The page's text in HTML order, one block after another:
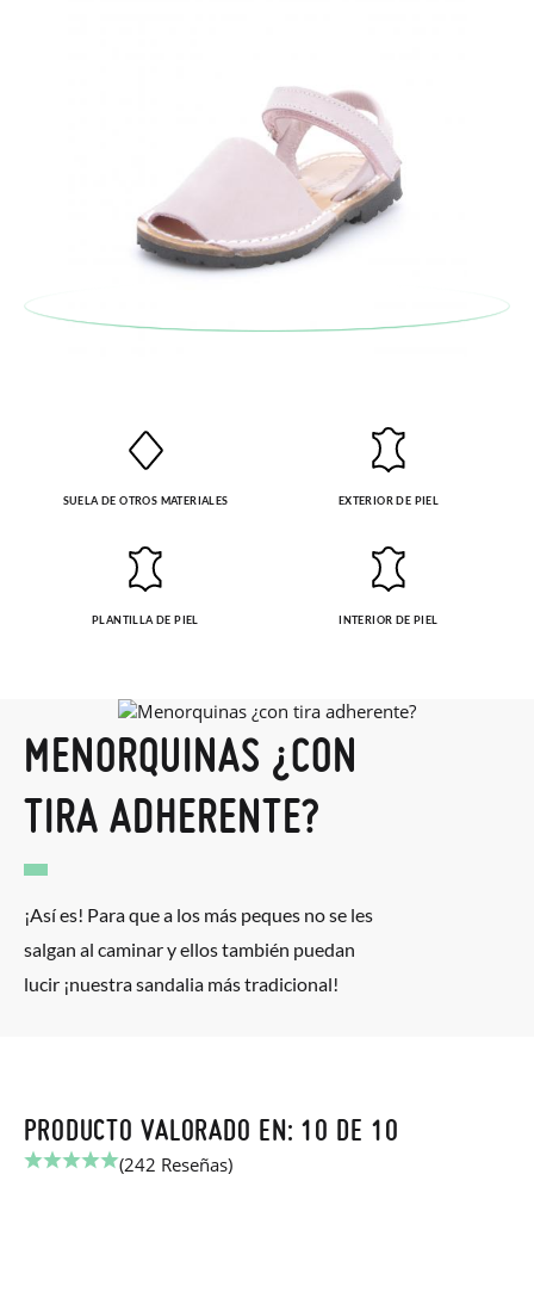
SUELA DE OTROS MATERIALES EXTERIOR DE PIEL
PLANTILLA DE PIEL INTERIOR DE PIEL
MENORQUINAS ¿CON
TIRA ADHERENTE?
¡Así es! Para que a los más peques no se les
salgan al caminar y ellos también puedan
lucir ¡nuestra sandalia más tradicional!
PRODUCTO VALORADO EN: 10 DE 10
(242 Reseñas)